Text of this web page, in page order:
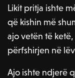
Likit pritja ishte
që kishin më
ajo vetën të
përfshirjen në
Ajo ishte ndjerë